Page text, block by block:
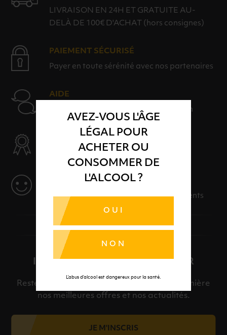
AVEZ-VOUS L'ÂGE
LÉGAL POUR
ACHETER OU
CONSOMMER DE
L'ALCOOL ?
OUI
NON
L’abus d’alcool est dangereux pour la santé.
LIVRAISON EN 24H ET GRATUITE AU-
DELÀ DE 100€ D'ACHAT (hors consignes)
PAIEMENT SÉCURISÉ
Payer en toute sérénité avec nos partenaires
AIDE
Nos conseillers sont à votre disposition
SÉLECTION & QUALITÉ
Des produits sélectionnés avec soins
Des solutions adaptées à vos événements
INSCRIPTION À LA NEWSLETTER
Restez informé et découvrez en avant-première
nos meilleures offres et nos actualités.
JE M'INSCRIS